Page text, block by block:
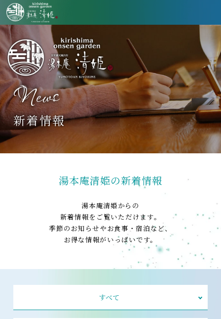
News
新着情報
湯本庵清姫の新着情報
湯本庵清姫からの
新着情報をご覧いただけます。
季節のお知らせやお食事・宿泊など、
お得な情報がいっぱいです。
すべて